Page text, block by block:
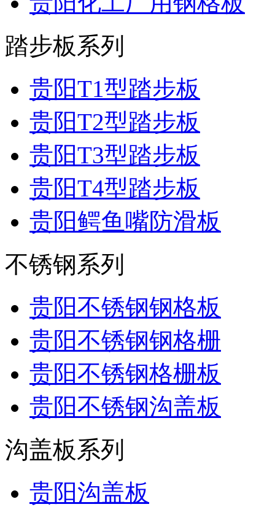
踏步板系列
贵阳T1型踏步板
贵阳T2型踏步板
贵阳T3型踏步板
贵阳T4型踏步板
贵阳鳄鱼嘴防滑板
不锈钢系列
贵阳不锈钢钢格板
贵阳不锈钢钢格栅
贵阳不锈钢格栅板
贵阳不锈钢沟盖板
沟盖板系列
贵阳沟盖板